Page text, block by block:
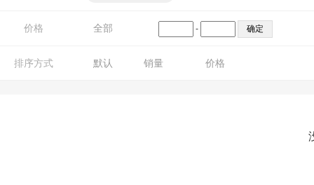
价格 全部 -
排序方式 默认 销量 价格